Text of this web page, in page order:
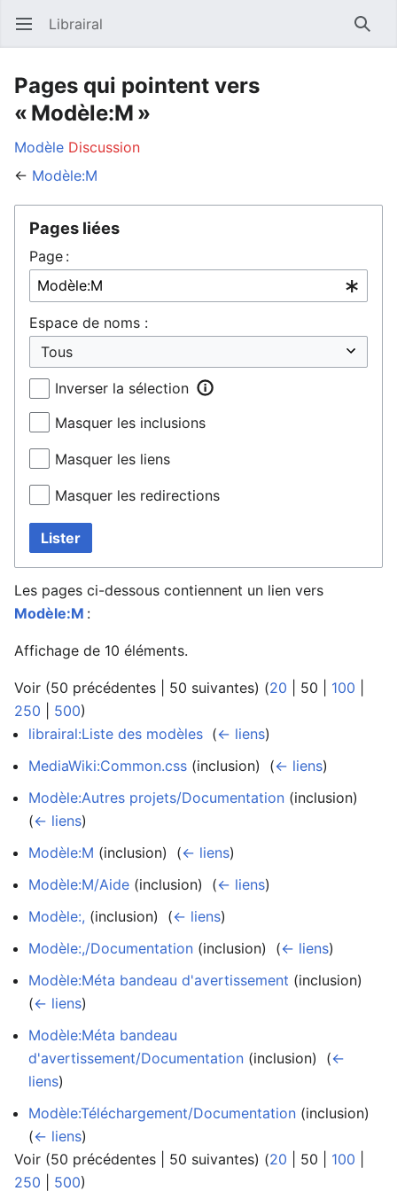
Ouvrir le menu principal Librairal
Pages qui pointent vers
« Modèle:M »
Modèle Discussion
← Modèle:M
Pages liées
Page :
Espace de noms :
Inverser la sélection
Masquer les inclusions
Masquer les liens
Masquer les redirections
Lister
Les pages ci-dessous contiennent un lien vers
Modèle:M :
Affichage de 10 éléments.
Voir (50 précédentes 50 suivantes) (20 50 100
250
500)
librairal:Liste des modèles (← liens)
MediaWiki:Common.css (inclusion) ‎ (← liens)
Modèle:Autres projets/Documentation (inclusion) ‎
(← liens)
Modèle:M (inclusion) ‎ (← liens)
Modèle:M/Aide (inclusion) ‎ (← liens)
Modèle:, (inclusion) ‎ (← liens)
Modèle:,/Documentation (inclusion) ‎ (← liens)
Modèle:Méta bandeau d'avertissement (inclusion) ‎
(← liens)
Modèle:Méta bandeau
d'avertissement/Documentation (inclusion) ‎ (←
liens)
Modèle:Téléchargement/Documentation (inclusion) ‎
(← liens)
Voir (50 précédentes 50 suivantes) (20 50 100
250
500)